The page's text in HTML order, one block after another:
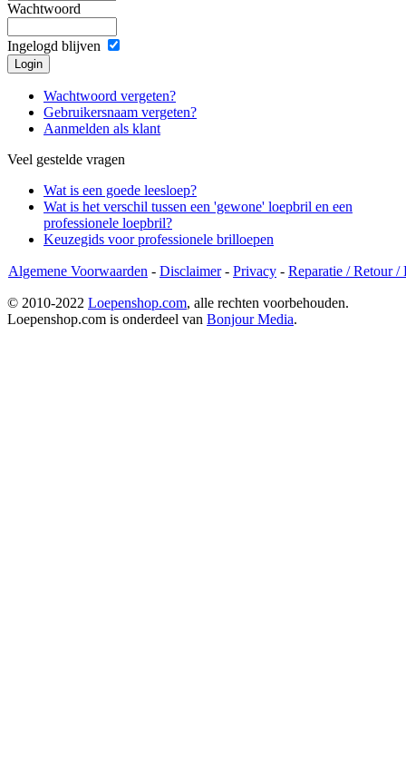
Wachtwoord
Ingelogd blijven
Wachtwoord vergeten?
Gebruikersnaam vergeten?
Aanmelden als klant
Veel gestelde vragen
Wat is een goede leesloep?
Wat is het verschil tussen een 'gewone' loepbril en een
professionele loepbril?
Keuzegids voor professionele brilloepen
Algemene Voorwaarden - Disclaimer- Privacy - Reparatie / Retour /
© 2010-2022 Loepenshop.com, alle rechten voorbehouden.
Loepenshop.com is onderdeel van Bonjour Media.